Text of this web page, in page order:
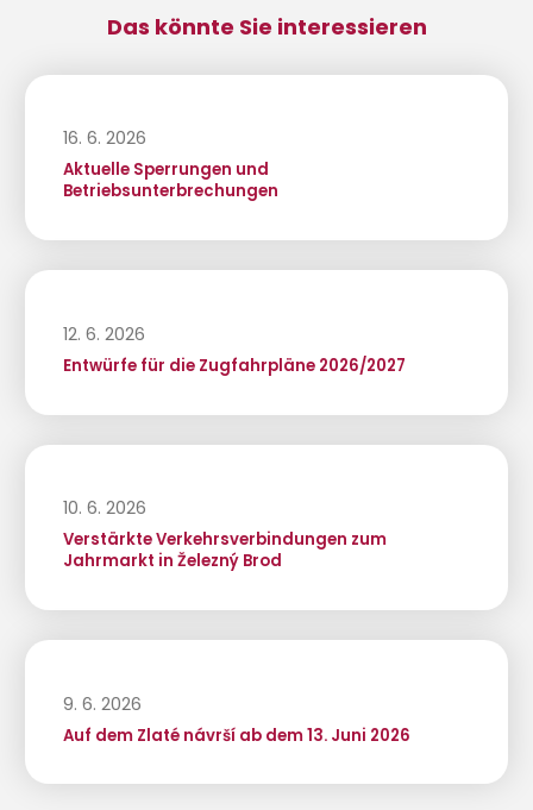
Das könnte Sie interessieren
16. 6. 2026
Aktuelle Sperrungen und
Betriebsunterbrechungen
12. 6. 2026
Entwürfe für die Zugfahrpläne 2026/2027
10. 6. 2026
Verstärkte Verkehrsverbindungen zum
Jahrmarkt in Železný Brod
9. 6. 2026
Auf dem Zlaté návrší ab dem 13. Juni 2026